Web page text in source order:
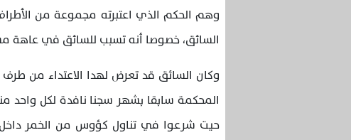
وهم الحكم الذي اعتبرته مجموعة من
السائق، خصوصا أنه تسبب للسائق في عاهة
وكان السائق قد تعرض لهدا الاعتداء من
المحكمة سابقا بشهر سجنا نافدة لكل واحد
حيت شرعوا في تناول كؤوس من الخمر داخل